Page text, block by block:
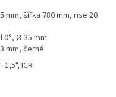
mm, šířka 780 mm, rise 20
0°, Ø 35 mm
mm, černé
1,5", ICR